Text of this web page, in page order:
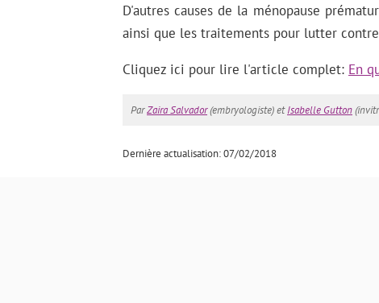
D'autres causes de la ménopause
ainsi que les traitements pour lutter
Cliquez ici pour lire l'article complet: En
ParZaira Salvador(embryologiste) etIsabelle Gutton
Dernière actualisation: 07/02/2018